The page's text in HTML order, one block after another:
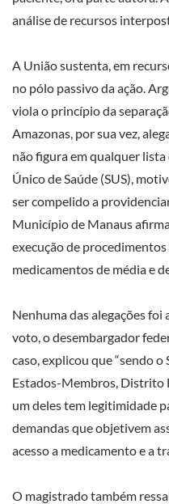
análise de recursos
A União sustenta, em
no pólo passivo da ação.
viola o princípio da
Amazonas, por sua vez,
não figura em qualquer
Único de Saúde (SUS),
ser compelido a
Município de Manaus
execução de
medicamentos de média e
Nenhuma das alegações foi
voto, o desembargador
caso, explicou que “sendo o
Estados-Membros, Distrito
um deles tem legitimidade
demandas que objetivem
acesso a medicamento e a
O magistrado também